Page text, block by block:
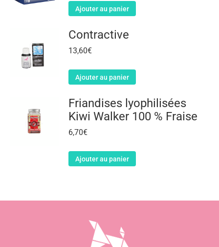
Ajouter au panier
Contractive
13,60€
Ajouter au panier
Friandises lyophilisées
Kiwi Walker 100 % Fraise
6,70€
Ajouter au panier